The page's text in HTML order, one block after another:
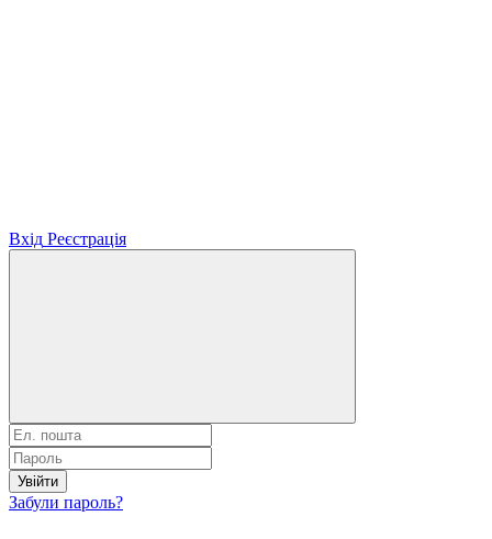
Вхід Реєстрація
Увійти
Забули пароль?